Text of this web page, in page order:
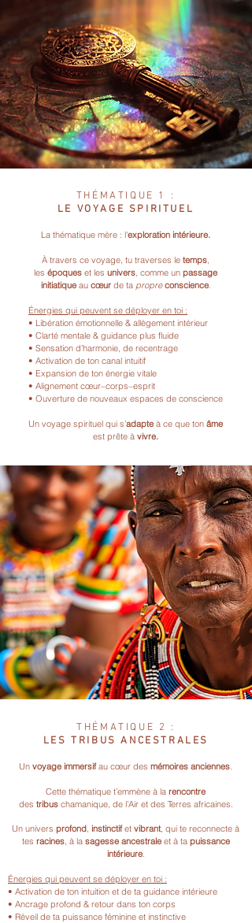
THÉMATIQUE 1 :
LE VOYAGE SPIRITUEL
La thématique mère : l'exploration intérieure.
À travers ce voyage, tu traverses le temps,
les époques et les univers, comme un passage
initiatique au cœurde ta propre conscience.
Énergies qui peuvent se déployer en toi :
• Libération émotionnelle & allègement intérieur
• Clarté mentale & guidance plus fluide
• Sensation d’harmonie, de recentrage
• Activation de ton canal intuitif
• Expansion de ton énergie vitale
• Alignement cœur–corps–esprit
• Ouverture de nouveaux espaces de conscience
Un voyage spirituel qui s’adapte à ce que ton âme
est prête à vivre.
THÉMATIQUE 2 :
LES TRIBUS ANCESTRALES
Un voyage immersifau cœur des mémoires anciennes.
Cette thématique t’emmène à la rencontre
des tribuschamanique, de l’Air et des Terres africaines.
Un univers profond, instinctifet vibrant, qui te reconnecte à
tes racines, à la sagesse ancestraleet à ta puissance
intérieure.
Énergies qui peuvent se déployer en toi :
• Activation de ton intuition et de ta guidance intérieure
• Ancrage profond & retour dans ton corps
• Réveil de ta puissance féminine et instinctive